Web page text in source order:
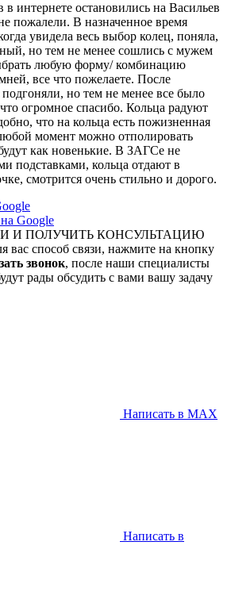
интернете остановились на Васильев
пожалели. В назначенное время
увидела весь выбор колец, поняла,
но тем не менее сошлись с мужем
любую форму/ комбинацию
все что пожелаете. После
но тем не менее все было
огромное спасибо. Кольца радуют
что на кольца есть пожизненная
момент можно отполировать
как новенькие. В ЗАГСе не
подставками, кольца отдают в
смотрится очень стильно и дорого.
Google
И ПОЛУЧИТЬ КОНСУЛЬТАЦИЮ
вас способ связи, нажмите на кнопку
звонок, после наши специалисты
рады обсудить с вами вашу задачу
Написать в MAX
Написать в